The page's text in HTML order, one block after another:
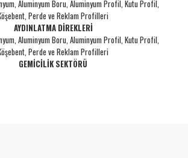
AYDINLATMA DİREKLERİ
GEMİCİLİK SEKTÖRÜ